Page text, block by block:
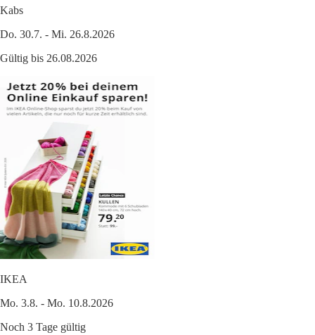
Kabs
Do. 30.7. - Mi. 26.8.2026
Gültig bis 26.08.2026
IKEA
Mo. 3.8. - Mo. 10.8.2026
Noch 3 Tage gültig